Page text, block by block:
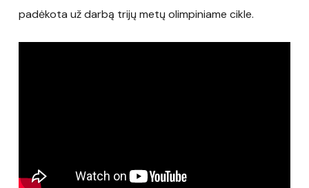
padėkota už darbą trijų metų olimpiniame cikle.